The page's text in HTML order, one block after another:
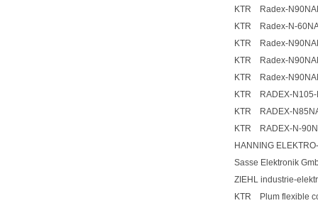
KTR Radex-
KTR Radex-N-
KTR Radex-
KTR Radex-
KTR Radex-
KTR RADEX-
KTR RADEX-
KTR RADEX-N-
HANNING
Sasse Elektronik
ZIEHL industrie-
KTR Plum flexible